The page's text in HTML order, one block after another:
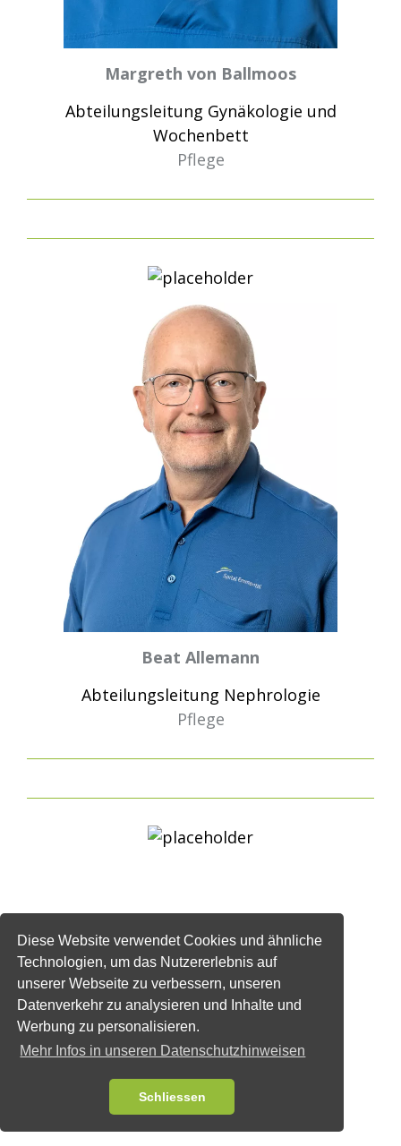
Diese Website verwendet Cookies und ähnliche
Technologien, um das Nutzererlebnis auf
unserer Webseite zu verbessern, unseren
Datenverkehr zu analysieren und Inhalte und
Werbung zu personalisieren.
Mehr Infos in unseren Datenschutzhinweisen
Schliessen
Margreth von Ballmoos
Abteilungsleitung Gynäkologie und
Wochenbett
Pflege
Beat Allemann
Abteilungsleitung Nephrologie
Pflege